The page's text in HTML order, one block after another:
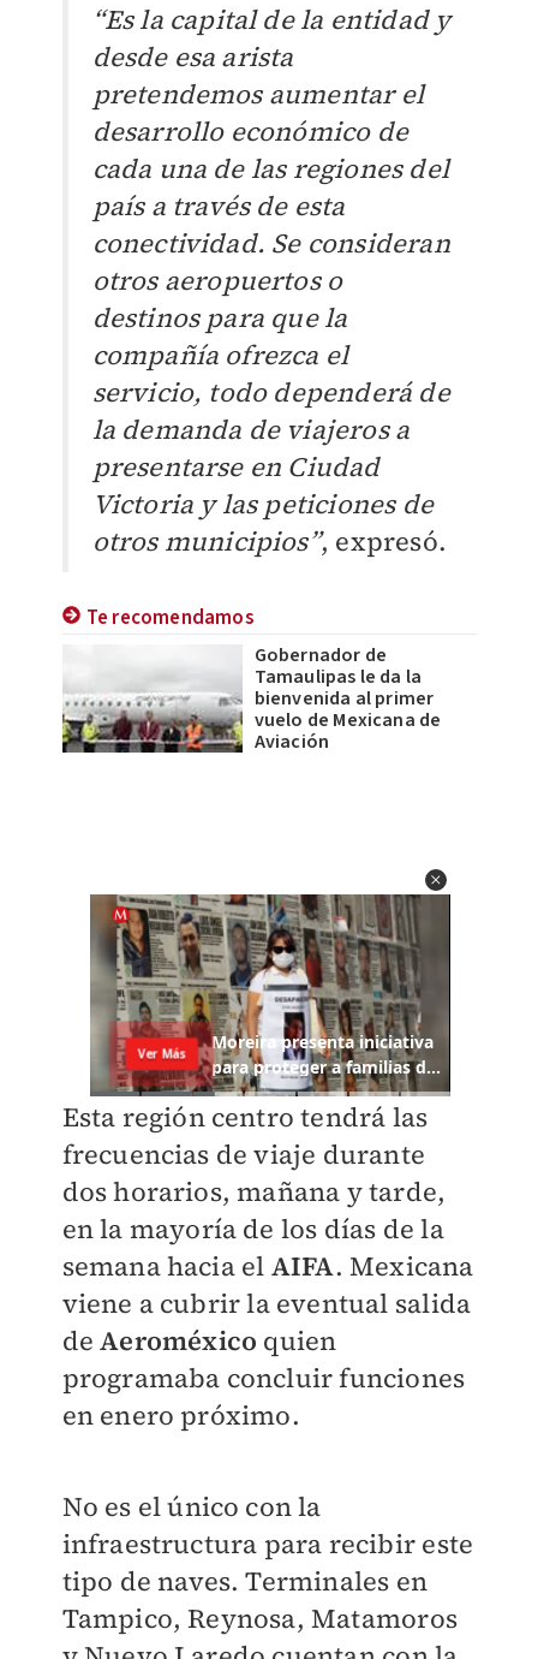
“Es la capital de la entidad y
desde esa arista
pretendemos aumentar el
desarrollo económico de
cada una de las regiones del
país a través de esta
conectividad. Se consideran
otros aeropuertos o
destinos para que la
compañía ofrezca el
servicio, todo dependerá de
la demanda de viajeros a
presentarse en Ciudad
Victoria y las peticiones de
otros municipios”, expresó.
Te recomendamos
Gobernador de
Tamaulipas le da la
bienvenida al primer
vuelo de Mexicana de
Aviación
Esta región centro tendrá las
frecuencias de viaje durante
dos horarios, mañana y tarde,
en la mayoría de los días de la
semana hacia el AIFA. Mexicana
viene a cubrir la eventual salida
deAeroméxico quien
programaba concluir funciones
en enero próximo.
No es el único con la
infraestructura para recibir este
tipo de naves. Terminales en
Tampico, Reynosa, Matamoros